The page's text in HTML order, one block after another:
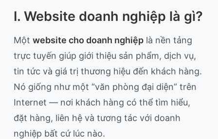
I. Website doanh nghiệp là gì?
Một website cho doanh nghiệp là nền tảng
trực tuyến giúp giới thiệu sản phẩm, dịch vụ,
tin tức và giá trị thương hiệu đến khách hàng.
Nó giống như một “văn phòng đại diện” trên
Internet — nơi khách hàng có thể tìm hiểu,
đặt hàng, liên hệ và tương tác với doanh
nghiệp bất cứ lúc nào.